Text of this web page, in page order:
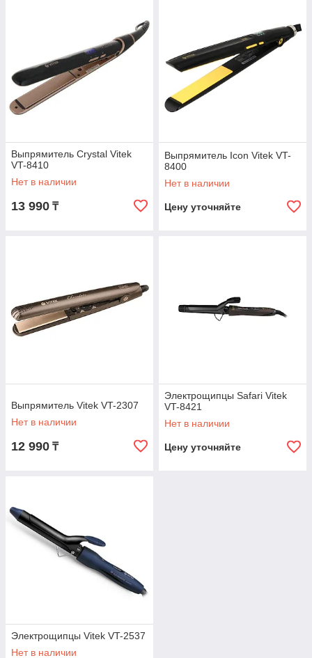
Выпрямитель Crystal Vitek
VT-8410
Нет в наличии
13 990 ₸
Выпрямитель Icon Vitek VT-
8400
Нет в наличии
Цену уточняйте
Выпрямитель Vitek VT-2307
Нет в наличии
12 990 ₸
Электрощипцы Safari Vitek
VT-8421
Нет в наличии
Цену уточняйте
Электрощипцы Vitek VT-2537
Нет в наличии